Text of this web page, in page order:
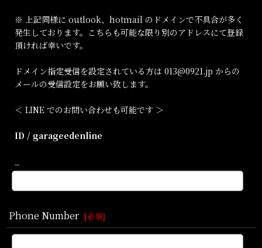
※ 上記同様に outlook、hotmail のドメインで不具合が多く
発生しております。こちらも可能な限り別のアドレスにて登録
頂ければ幸いです。
ドメイン指定受信を設定されている方は 013@0921.jp からの
メールの受信設定をお願い致します。
＜ LINE でのお問い合わせも可能です ＞
ID / garageedenline
Phone Number [必須]